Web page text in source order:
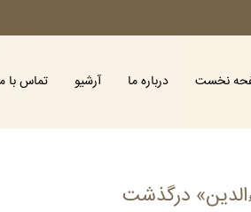
نخست درباره ما آرشیو تماس با
درگذشت